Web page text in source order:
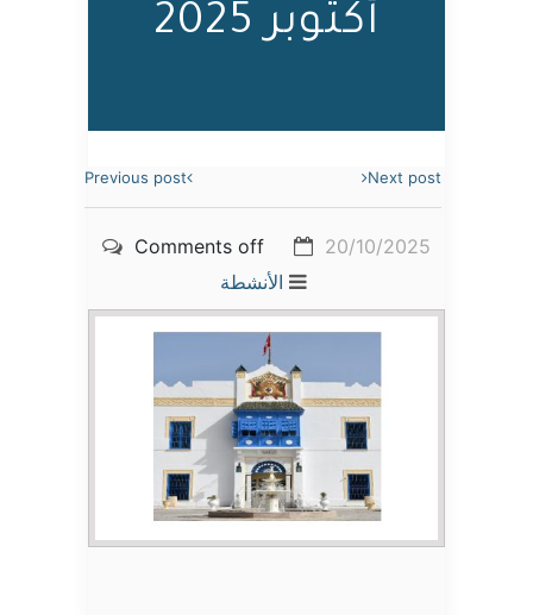
أكتوبر 2025
Previous post Next post
20/10/2025
Comments off
الأنشطة